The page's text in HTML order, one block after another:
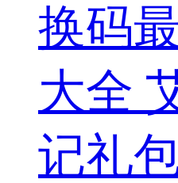
换码
大全
记礼